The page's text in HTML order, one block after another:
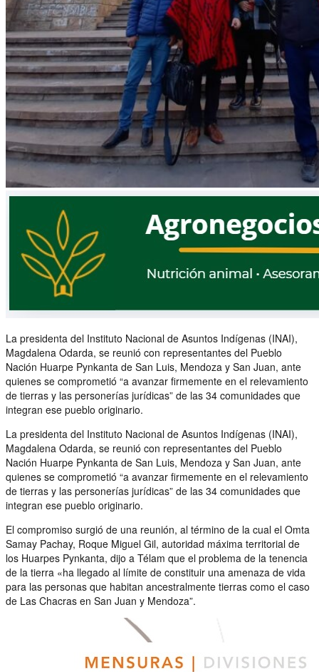
La presidenta del Instituto Nacional de Asuntos Indígenas (INAI),
Magdalena Odarda, se reunió con representantes del Pueblo
Nación Huarpe Pynkanta de San Luis, Mendoza y San Juan, ante
quienes se comprometió “a avanzar firmemente en el relevamiento
de tierras y las personerías jurídicas” de las 34 comunidades que
integran ese pueblo originario.
La presidenta del Instituto Nacional de Asuntos Indígenas (INAI),
Magdalena Odarda, se reunió con representantes del Pueblo
Nación Huarpe Pynkanta de San Luis, Mendoza y San Juan, ante
quienes se comprometió “a avanzar firmemente en el relevamiento
de tierras y las personerías jurídicas” de las 34 comunidades que
integran ese pueblo originario.
El compromiso surgió de una reunión, al término de la cual el Omta
Samay Pachay, Roque Miguel Gil, autoridad máxima territorial de
los Huarpes Pynkanta, dijo a Télam que el problema de la tenencia
de la tierra «ha llegado al límite de constituir una amenaza de vida
para las personas que habitan ancestralmente tierras como el caso
de Las Chacras en San Juan y Mendoza”.